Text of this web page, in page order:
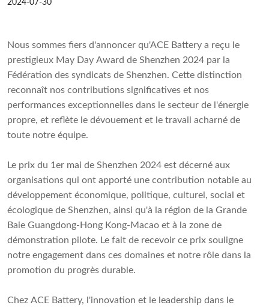
2024-07-30
Nous sommes fiers d'annoncer qu'ACE Battery a reçu le
prestigieux May Day Award de Shenzhen 2024 par la
Fédération des syndicats de Shenzhen. Cette distinction
reconnaît nos contributions significatives et nos
performances exceptionnelles dans le secteur de l'énergie
propre, et reflète le dévouement et le travail acharné de
toute notre équipe.
Le prix du 1er mai de Shenzhen 2024 est décerné aux
organisations qui ont apporté une contribution notable au
développement économique, politique, culturel, social et
écologique de Shenzhen, ainsi qu'à la région de la Grande
Baie Guangdong-Hong Kong-Macao et à la zone de
démonstration pilote. Le fait de recevoir ce prix souligne
notre engagement dans ces domaines et notre rôle dans la
promotion du progrès durable.
Chez ACE Battery, l'innovation et le leadership dans le